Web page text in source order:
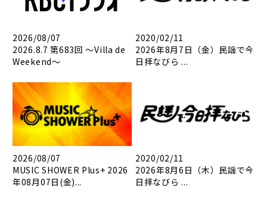
2026/08/07
2026.8.7 第683回 ～Villa de
Weekend～
2020/02/11
2026年8月7日（金）民謡で今
日拝なびら ...
2026/08/07
MUSIC SHOWER Plus+ 2026
年08月07日(金)...
2020/02/11
2026年8月6日（木）民謡で今
日拝なびら ...